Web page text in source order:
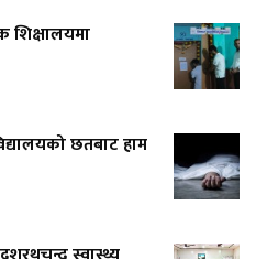
शिक्षालयमा
छतबाट हाम